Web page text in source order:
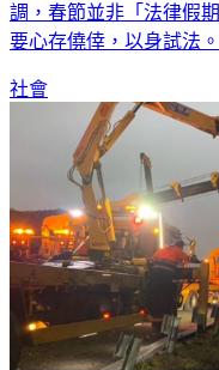
調，春節並非「法律假
要心存僥倖，以身試法。
社會